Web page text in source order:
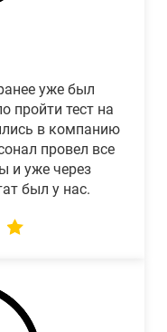
уже был
пройти тест на
в компанию
провел все
и уже через
был у нас.